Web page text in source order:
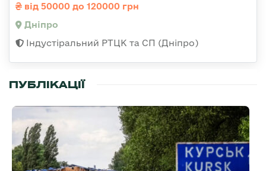
від 50000 до 120000 грн
Дніпро
Індустіральний РТЦК та СП (Дніпро)
ПУБЛІКАЦІЇ